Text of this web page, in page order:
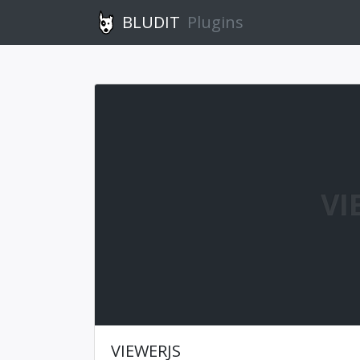
BLUDIT Plugins
VIEWERJS